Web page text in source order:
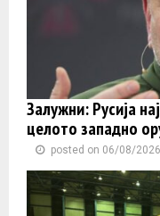
Залужни: Русија
целото западно
posted on 06/08/2026